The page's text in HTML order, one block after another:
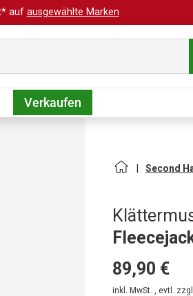
auf ausgewählte Marken
Verkaufen
Second
89,90 €
inkl. MwSt. , evtl.